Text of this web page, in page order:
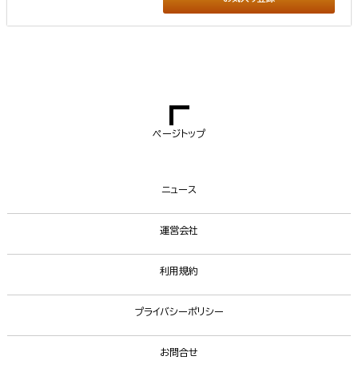
ページトップ
ニュース
運営会社
利用規約
プライバシーポリシー
お問合せ